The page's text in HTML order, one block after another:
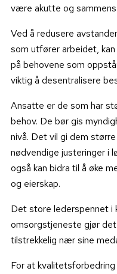
være akutte og
Ved å redusere
som utfører arbeidet,
på behovene som
viktig å desentralisere
Ansatte er de som har
behov. De bør gis
nivå. Det vil gi dem
nødvendige justeringer i
også kan bidra til å øke
og eierskap.
Det store lederspennet i
omsorgstjeneste gjør
tilstrekkelig nær sine
For at kvalitetsforbedring